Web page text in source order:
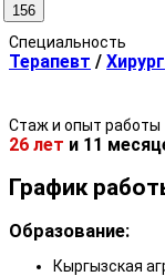
156
Специальность
Терапевт / Хирург
Стаж и опыт работы
26 лет и 11
График
Образование:
Кыргызская